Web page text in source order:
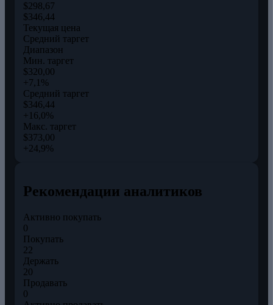
$298,67
$346,44
Текущая цена
Средний таргет
Диапазон
Мин. таргет
$320,00
+7,1%
Средний таргет
$346,44
+16,0%
Макс. таргет
$373,00
+24,9%
Рекомендации аналитиков
Активно покупать
0
Покупать
22
Держать
20
Продавать
0